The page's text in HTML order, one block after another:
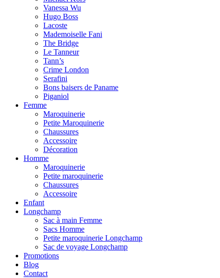
Vanessa Wu
Hugo Boss
Lacoste
Mademoiselle Fani
The Bridge
Le Tanneur
Tann’s
Crime London
Serafini
Bons baisers de Paname
Piganiol
Femme
Maroquinerie
Petite Maroquinerie
Chaussures
Accessoire
Décoration
Homme
Maroquinerie
Petite maroquinerie
Chaussures
Accessoire
Enfant
Longchamp
Sac à main Femme
Sacs Homme
Petite maroquinerie Longchamp
Sac de voyage Longchamp
Promotions
Blog
Contact